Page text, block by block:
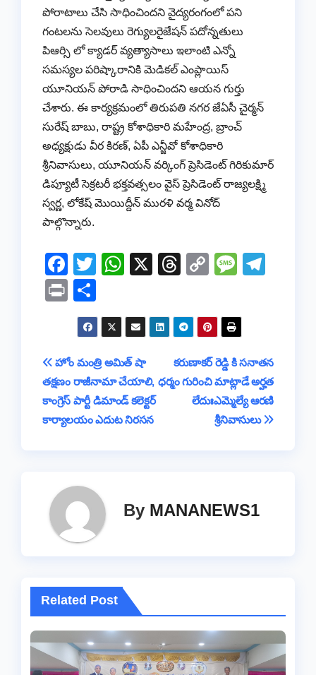
పోరాటాలు చేసి సాధించిందని వైద్యరంగంలో పని
గంటలను సెలవులు రెగ్యులరైజేషన్ పదోన్నతులు
పిఆర్సి లో క్యాడర్ వ్యత్యాసాలు ఇలాంటి ఎన్నో
సమస్యల పరిష్కారానికి మెడికల్ ఎంప్లాయిస్
యూనియన్ పోరాడి సాధించిందని ఆయన గుర్తు
చేశారు. ఈ కార్యక్రమంలో తిరుపతి నగర జేఏసీ చైర్మన్
సురేష్ బాబు, రాష్ట్ర కోశాధికారి మహేంద్ర, బ్రాంచ్
అధ్యక్షుడు వీర కిరణ్, ఏపీ ఎన్జీవో కోశాధికారి
శ్రీనివాసులు, యూనియన్ వర్కింగ్ ప్రెసిడెంట్ గిరికుమార్
డిప్యూటీ సెక్రటరీ భక్తవత్సలం వైస్ ప్రెసిడెంట్ రాజ్యలక్ష్మి
స్వర్ణ, లోకేష్ మొయిద్దీన్ మురళి వర్మ వినోద్
పాల్గొన్నారు.
F
a
c
e
b
o
o
k
T
er
W
s
A
p
p
X
T
a
d
s
C
y
Li
n
k
M
a
g
e
a
m
Pr
in h
ar
e
Post
navigation
క‌రుణాక‌ర్ రెడ్డి కి స‌నాత‌న
ధ‌ర్మం గురించి మాట్లాడే అర్హ‌త
లేదుఃఎమ్మెల్యే ఆర‌ణి
శ్రీనివాసులు
హోం మంత్రి అమిత్ షా
తక్షణం రాజీనామా చేయాలి,
కాంగ్రెస్ పార్టీ డిమాండ్ కలెక్టర్
కార్యాలయం ఎదుట నిరసన
By MANANEWS1
Related Post